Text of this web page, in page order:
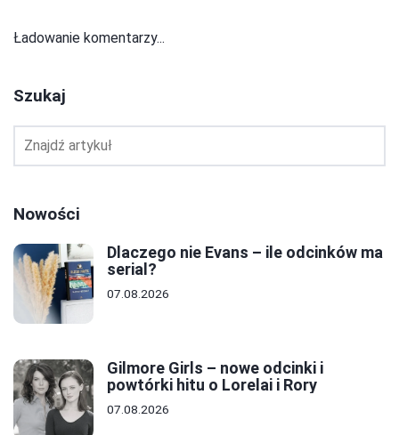
Ładowanie komentarzy...
Szukaj
Nowości
Dlaczego nie Evans – ile odcinków ma
serial?
07.08.2026
Gilmore Girls – nowe odcinki i
powtórki hitu o Lorelai i Rory
07.08.2026